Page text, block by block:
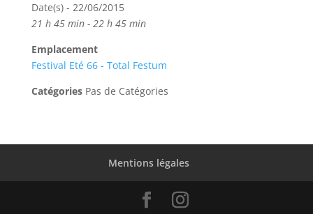
Date(s) - 22/06/2015
21 h 45 min - 22 h 45 min
Emplacement
Festival Eté 66 - Total Festum
CatégoriesPas de Catégories
Mentions légales